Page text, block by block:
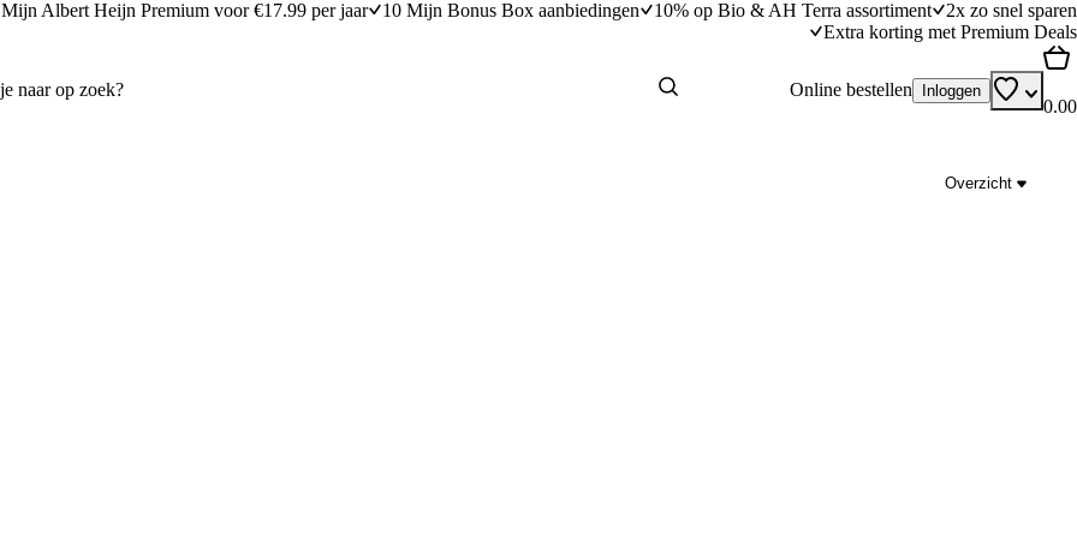
Mijn Albert Heijn Premium voor €17.99 per jaar 10 Mijn Bonus Box aanbiedingen 10% op Bio & AH Terra assortiment
2x zo snel sparen
Extra korting met Premium Deals
Online bestellen Inloggen
0.00
Overzicht